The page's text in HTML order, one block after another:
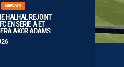
MERCATO
HALHAL REJOINT
EN SERIE A ET
AKOR ADAMS